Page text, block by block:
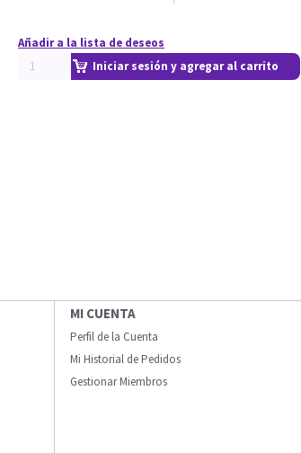
Añadir a la lista de deseos
Iniciar sesión y agregar al carrito
MI CUENTA
Perfil de la Cuenta
Mi Historial de Pedidos
Gestionar Miembros